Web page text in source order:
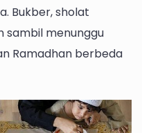
Bukber, sholat
sambil menunggu
Ramadhan berbeda